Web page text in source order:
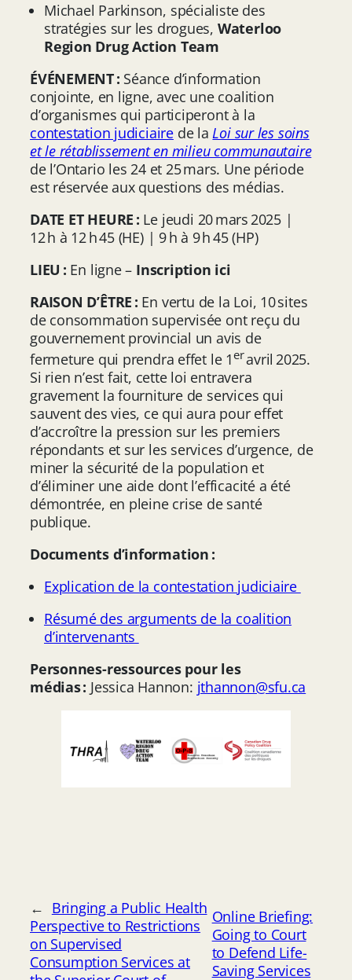
Michael Parkinson, spécialiste des
stratégies sur les drogues, Waterloo
Region Drug Action Team
ÉVÉNEMENT : Séance d’information
conjointe, en ligne, avec une coalition
d’organismes qui participeront à la
contestation judiciairede laLoi sur les soins
et le rétablissement en milieu communautaire
de l’Ontario les 24 et 25 mars. Une période
est réservée aux questions des médias.
DATE ET HEURE : Le jeudi 20 mars 2025 |
12 h à 12 h 45 (HE) | 9 h à 9 h 45 (HP)
LIEU : En ligne – Inscription ici
RAISON D’ÊTRE : En vertu de la Loi, 10 sites
de consommation supervisée ont reçu du
gouvernement provincial un avis de
fermeture qui prendra effet le 1eravril 2025.
Si rien n’est fait, cette loi entravera
gravement la fourniture de services qui
sauvent des vies, ce qui aura pour effet
d’accroître la pression sur les premiers
répondants et sur les services d’urgence, de
miner la sécurité de la population et
d’éliminer une aide dont l’efficacité a été
démontrée, en pleine crise de santé
publique.
Documents d’information :
Explication de la contestation judiciaire
Résumé des arguments de la coalition
d’intervenants
Personnes-ressources pour les
médias : Jessica Hannon: jthannon@sfu.ca
← Bringing a Public Health
Perspective to Restrictions
on Supervised
Consumption Services at
Online Briefing:
Going to Court
to Defend Life-
Saving Services